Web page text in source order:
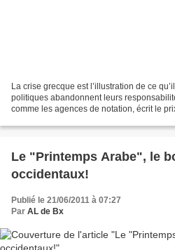
La crise grecque est l’illustration de ce
politiques abandonnent leurs
comme les agences de notation, écrit le
Le "Printemps Arabe", le
occidentaux!
Publié le 21/06/2011 à 07:27
Par AL de Bx